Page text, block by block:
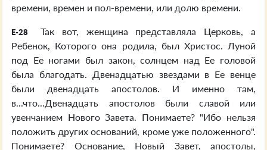
времени, времен и пол-времени, или долю времени.
E-28
Так вот, женщина представляла Церковь, а
Ребенок, Которого она родила, был Христос. Луной
под Ее ногами был закон, солнцем над Ее головой
была благодать. Двенадцатью звездами в Ее венце
были двенадцать апостолов. И именно там,
в...что...Двенадцать апостолов были славой или
увенчанием Нового Завета. Понимаете? "Ибо нельзя
положить других оснований, кроме уже положенного".
Понимаете? Основание, Новый Завет, апостолы,